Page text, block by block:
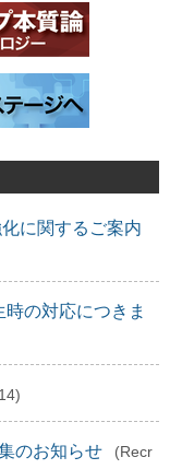
に関するご案内
の対応につきま
のお知らせ
(Recr